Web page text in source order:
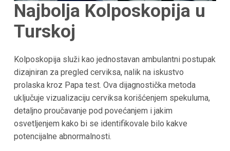
Najbolja Kolposkopija u
Turskoj
Kolposkopija služi kao jednostavan ambulantni postupak
dizajniran za pregled cerviksa, nalik na iskustvo
prolaska kroz Papa test. Ova dijagnostička metoda
uključuje vizualizaciju cerviksa korišćenjem spekuluma,
detaljno proučavanje pod povećanjem i jakim
osvetljenjem kako bi se identifikovale bilo kakve
potencijalne abnormalnosti.